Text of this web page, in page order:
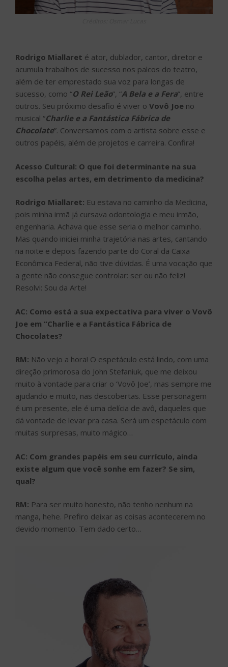
Rodrigo Miallaret é ator, dublador, cantor, diretor e
acumula trabalhos de sucesso nos palcos do teatro,
além de ter emprestado sua voz para longas de
sucesso, como “O Rei Leão”, “A Bela e a Fera”, entre
outros. Seu próximo desafio é viver o Vovô Joe no
musical “Charlie e a Fantástica Fábrica de
Chocolate”. Conversamos com o artista sobre esse e
outros papéis, além de projetos e carreira. Confira!
Acesso Cultural: O que foi determinante na sua
escolha pelas artes, em detrimento da medicina?
Rodrigo Miallaret: Eu estava no caminho da Medicina,
pois minha irmã já cursava odontologia e meu irmão,
engenharia. Achava que esse seria o melhor caminho.
Mas quando iniciei minha trajetória nas artes, cantando
na noite e depois fazendo parte do Coral da Caixa
Econômica Federal, não tive dúvidas. É uma vocação que
a gente não consegue controlar: ser ou não feliz!
Resolvi: Sou da Arte!
AC: Como está a sua expectativa para viver o Vovô
Joe em “Charlie e a Fantástica Fábrica de
Chocolates?
RM: Não vejo a hora! O espetáculo está lindo, com uma
direção primorosa do John Stefaniuk, que me deixou
muito à vontade para criar o ‘Vovô Joe’, mas sempre me
ajudando e muito, nas descobertas. Esse personagem
é um presente, ele é uma delícia de avô, daqueles que
dá vontade de levar pra casa. Será um espetáculo com
muitas surpresas, muito mágico…
AC: Com grandes papéis em seu currículo, ainda
existe algum que você sonhe em fazer? Se sim,
qual?
RM: Para ser muito honesto, não tenho nenhum na
manga, hehe. Prefiro deixar as coisas acontecerem no
devido momento. Tem dado certo…